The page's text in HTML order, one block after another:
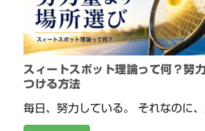
スィートスポット理論って何？努
つける方法
毎日、努力している。 それなのに、